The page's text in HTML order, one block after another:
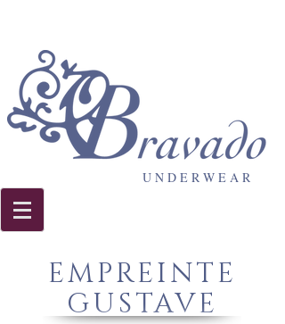
U N D E R W E A R
EMPREINTE
GUSTAVE